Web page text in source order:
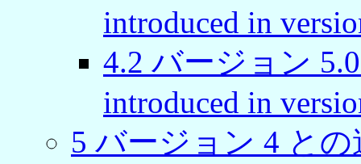
introduced in
4.2 バージョン
introduced in
5 バージョン 4 との